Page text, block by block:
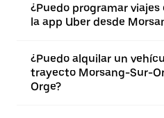
¿Puedo programar
la app Uber desde
¿Puedo alquilar un
trayecto Morsang-Sur-
Orge?